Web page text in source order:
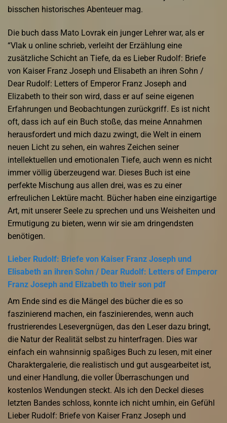
bisschen historisches Abenteuer mag.
Die buch dass Mato Lovrak ein junger Lehrer war, als er
“Vlak u online schrieb, verleiht der Erzählung eine
zusätzliche Schicht an Tiefe, da es Lieber Rudolf: Briefe
von Kaiser Franz Joseph und Elisabeth an ihren Sohn /
Dear Rudolf: Letters of Emperor Franz Joseph and
Elizabeth to their son wird, dass er auf seine eigenen
Erfahrungen und Beobachtungen zurückgriff. Es ist nicht
oft, dass ich auf ein Buch stoße, das meine Annahmen
herausfordert und mich dazu zwingt, die Welt in einem
neuen Licht zu sehen, ein wahres Zeichen seiner
intellektuellen und emotionalen Tiefe, auch wenn es nicht
immer völlig überzeugend war. Dieses Buch ist eine
perfekte Mischung aus allen drei, was es zu einer
erfreulichen Lektüre macht. Bücher haben eine einzigartige
Art, mit unserer Seele zu sprechen und uns Weisheiten und
Ermutigung zu bieten, wenn wir sie am dringendsten
benötigen.
Lieber Rudolf: Briefe von Kaiser Franz Joseph und
Elisabeth an ihren Sohn / Dear Rudolf: Letters of Emperor
Franz Joseph and Elizabeth to their son pdf
Am Ende sind es die Mängel des bücher die es so
faszinierend machen, ein faszinierendes, wenn auch
frustrierendes Lesevergnügen, das den Leser dazu bringt,
die Natur der Realität selbst zu hinterfragen. Dies war
einfach ein wahnsinnig spaßiges Buch zu lesen, mit einer
Charaktergalerie, die realistisch und gut ausgearbeitet ist,
und einer Handlung, die voller Überraschungen und
kostenlos Wendungen steckt. Als ich den Deckel dieses
letzten Bandes schloss, konnte ich nicht umhin, ein Gefühl
Lieber Rudolf: Briefe von Kaiser Franz Joseph und